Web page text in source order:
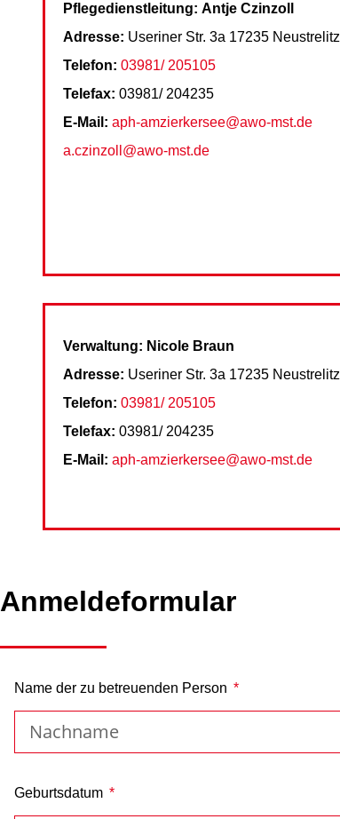
Pflegedienstleitung: Antje Czinzoll
Adresse: Useriner Str. 3a 17235 Neustrelitz
Telefon: 03981/ 205105
Telefax: 03981/ 204235
E-Mail: aph-amzierkersee@awo-mst.de
a.czinzoll@awo-mst.de
Verwaltung: Nicole Braun
Adresse: Useriner Str. 3a 17235 Neustrelitz
Telefon: 03981/ 205105
Telefax: 03981/ 204235
E-Mail: aph-amzierkersee@awo-mst.de
Anmeldeformular
Name der zu betreuenden Person
Geburtsdatum